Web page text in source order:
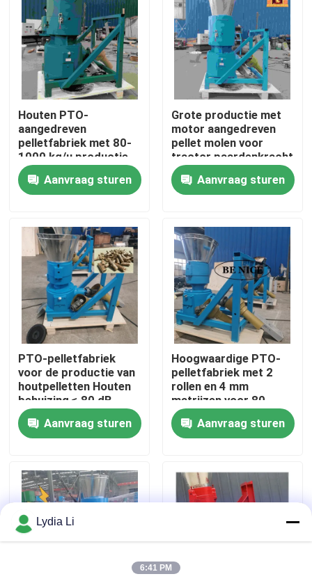
Thuis
VR-show
Over ons
Fabrieksreis
Kwaliteitscontrole
Contacteer ons
Vraag een offerte aan
De Machine van de korrelmolen
Houten PTO-
aangedreven
pelletfabriek met 80-
1000 kg/u productie
voor de productie van
houten pellet
Aanvraag sturen
Grote productie met
motor aangedreven
pellet molen voor
tractor paardenkracht
10-80 pk
Aanvraag sturen
PTO-pelletfabriek
voor de productie van
houtpelletten Houten
behuizing ≤ 80 dB
Aanvraag sturen
Hoogwaardige PTO-
pelletfabriek met 2
rollen en 4 mm
matrijzen voor 80-
1000 kg/h Productie
Aanvraag sturen
Lydia Li
6:41 PM